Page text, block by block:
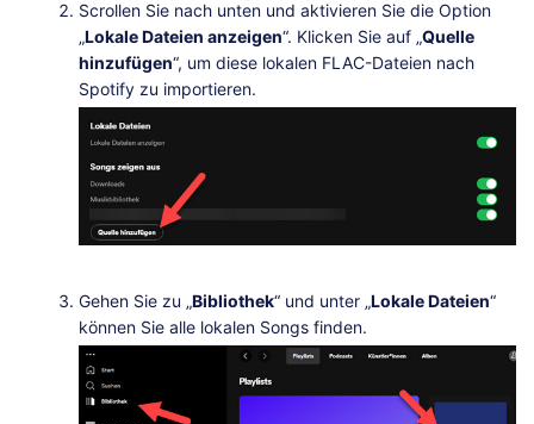
Scrollen Sie nach unten und aktivieren Sie die Option
„Lokale Dateien anzeigen“. Klicken Sie auf „Quelle
hinzufügen“, um diese lokalen FLAC-Dateien nach
Spotify zu importieren.
Gehen Sie zu „Bibliothek“ und unter „Lokale Dateien“
können Sie alle lokalen Songs finden.